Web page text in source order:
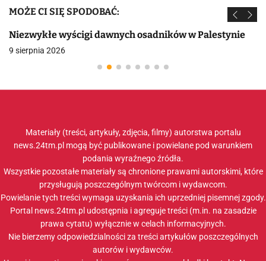
MOŻE CI SIĘ SPODOBAĆ:
Niezwykłe wyścigi dawnych osadników w Palestynie
9 sierpnia 2026
Materiały (treści, artykuły, zdjęcia, filmy) autorstwa portalu
news.24tm.pl mogą być publikowane i powielane pod warunkiem
podania wyraźnego źródła.
Wszystkie pozostałe materiały są chronione prawami autorskimi, które
przysługują poszczególnym twórcom i wydawcom.
Powielanie tych treści wymaga uzyskania ich uprzedniej pisemnej zgody.
Portal news.24tm.pl udostępnia i agreguje treści (m.in. na zasadzie
prawa cytatu) wyłącznie w celach informacyjnych.
Nie bierzemy odpowiedzialności za treści artykułów poszczególnych
autorów i wydawców.